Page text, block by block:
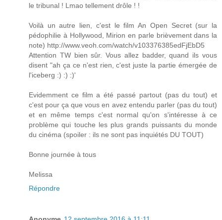
le tribunal ! Lmao tellement drôle ! !
Voilà un autre lien, c'est le film An Open Secret (sur la
pédophilie à Hollywood, Mirion en parle brièvement dans la
note) http://www.veoh.com/watch/v103376385edFjEbD5
Attention TW bien sûr. Vous allez badder, quand ils vous
disent "ah ça ce n'est rien, c'est juste la partie émergée de
l'iceberg :) :) :)'
Evidemment ce film a été passé partout (pas du tout) et
c'est pour ça que vous en avez entendu parler (pas du tout)
et en même temps c'est normal qu'on s'intéresse à ce
problème qui touche les plus grands puissants du monde
du cinéma (spoiler : ils ne sont pas inquiétés DU TOUT)
Bonne journée à tous
Melissa
Répondre